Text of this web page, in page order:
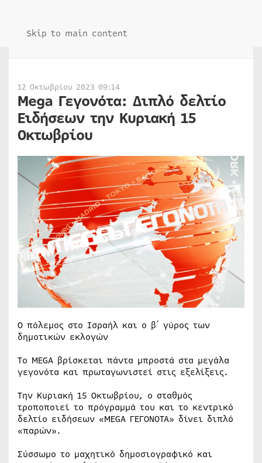
Skip to main content
12 Οκτωβρίου 2023 09:14
Mega Γεγονότα: Διπλό δελτίο
Ειδήσεων την Κυριακή 15
Οκτωβρίου
Ο πόλεμος στο Ισραήλ και ο β΄ γύρος των
δημοτικών εκλογών
To MEGA βρίσκεται πάντα μπροστά στα μεγάλα
γεγονότα και πρωταγωνιστεί στις εξελίξεις.
Την Κυριακή 15 Οκτωβρίου, ο σταθμός
τροποποιεί το πρόγραμμά του και το κεντρικό
δελτίο ειδήσεων «MEGA ΓΕΓΟΝΟΤΑ» δίνει διπλό
«παρών».
Σύσσωμο το μαχητικό δημοσιογραφικό και